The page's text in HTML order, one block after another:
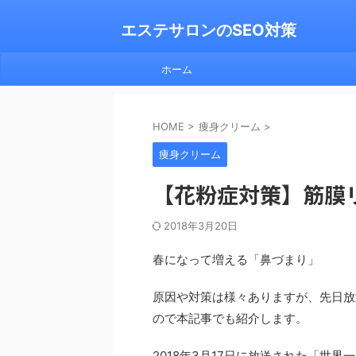
エステサロンのSEO対策
ホーム
HOME > 痩身クリーム >
痩身クリーム
【花粉症対策】筋
2018年3月20日
春になって増える「鼻づまり」
原因や対策は様々ありますが、先日
ので本記事でも紹介します。